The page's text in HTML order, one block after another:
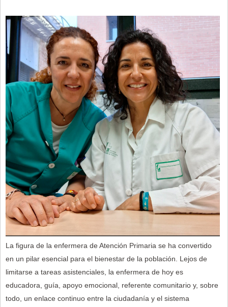
La figura de la enfermera de Atención Primaria se ha convertido
en un pilar esencial para el bienestar de la población. Lejos de
limitarse a tareas asistenciales, la enfermera de hoy es
educadora, guía, apoyo emocional, referente comunitario y, sobre
todo, un enlace continuo entre la ciudadanía y el sistema